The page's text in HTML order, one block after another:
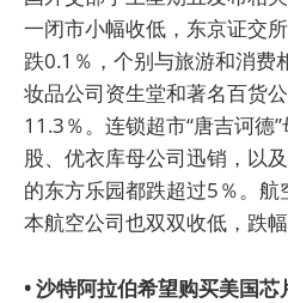
一闭市小幅收低，东京证交
跌0.1％，个别与旅游和消费
妆品公司资生堂和著名百货
11.3％。连锁超市“唐吉诃德
股、优衣库母公司迅销，以
的东方乐园都跌超过5％。航
本航空公司也双双收低，跌幅
• 沙特阿拉伯希望购买美国芯